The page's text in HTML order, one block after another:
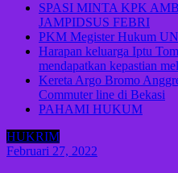
SPASI MINTA KPK
JAMPIDSUS FEBRI
PKM Megister Hukum
Harapan keluarga Iptu
mendapatkan kepastian
Kereta Argo Bromo
Commuter line di Bekasi
PAHAMI HUKUM
HUKRIM
Februari 27, 2022